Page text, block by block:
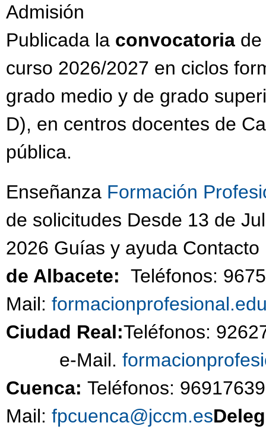
Admisión
Publicada la convocatoria
curso 2026/2027 en ciclos
grado medio y de grado
D), en centros docentes de
pública.
Enseñanza Formación
de solicitudes Desde 13 de
2026 Guías y ayuda
de Albacete: Teléfonos:
Mail:
Ciudad Real:Teléfonos:
e-Mail.
Cuenca: Teléfonos:
Mail: fpcuenca@jccm.es